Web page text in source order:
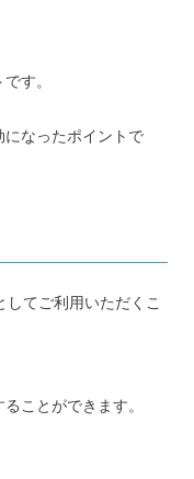
す。
なったポイントで
てご利用いただくこ
ことができます。